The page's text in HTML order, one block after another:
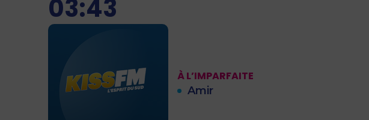
03:43
À L’IMPARFAITE
Amir